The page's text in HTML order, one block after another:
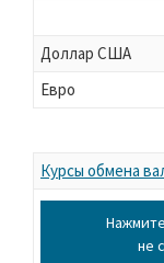
Доллар США
Евро
Курсы обмена
не